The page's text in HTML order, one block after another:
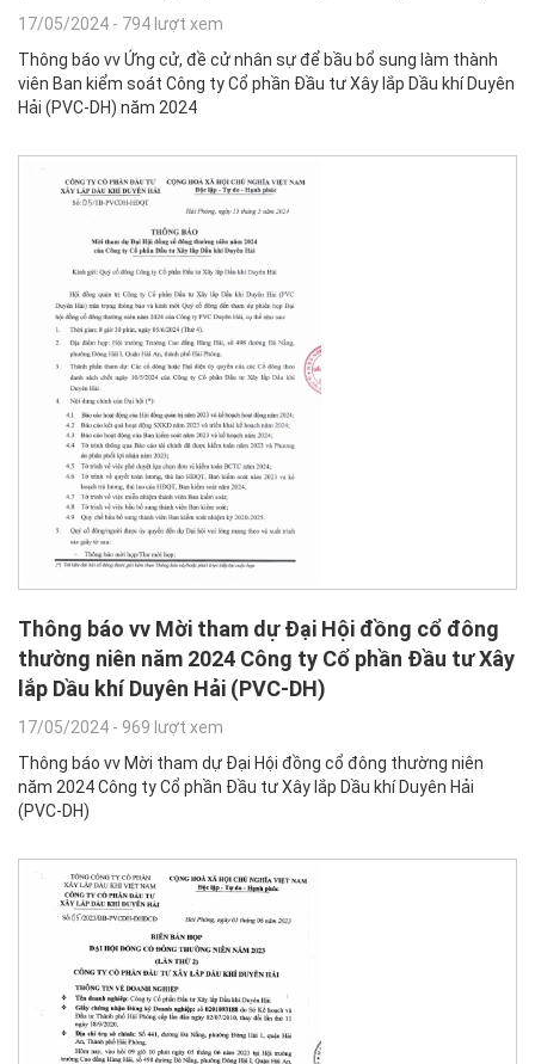
17/05/2024 - 794 lượt xem
Thông báo vv Ứng cử, đề cử nhân sự để bầu bổ sung làm thành
viên Ban kiểm soát Công ty Cổ phần Đầu tư Xây lắp Dầu khí Duyên
Hải (PVC-DH) năm 2024
Thông báo vv Mời tham dự Đại Hội đồng cổ đông
thường niên năm 2024 Công ty Cổ phần Đầu tư Xây
lắp Dầu khí Duyên Hải (PVC-DH)
17/05/2024 - 969 lượt xem
Thông báo vv Mời tham dự Đại Hội đồng cổ đông thường niên
năm 2024 Công ty Cổ phần Đầu tư Xây lắp Dầu khí Duyên Hải
(PVC-DH)